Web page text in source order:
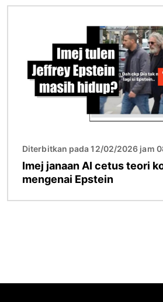
Diterbitkan pada 12/02/2026 jam
Imej janaan AI cetus teori
mengenai Epstein